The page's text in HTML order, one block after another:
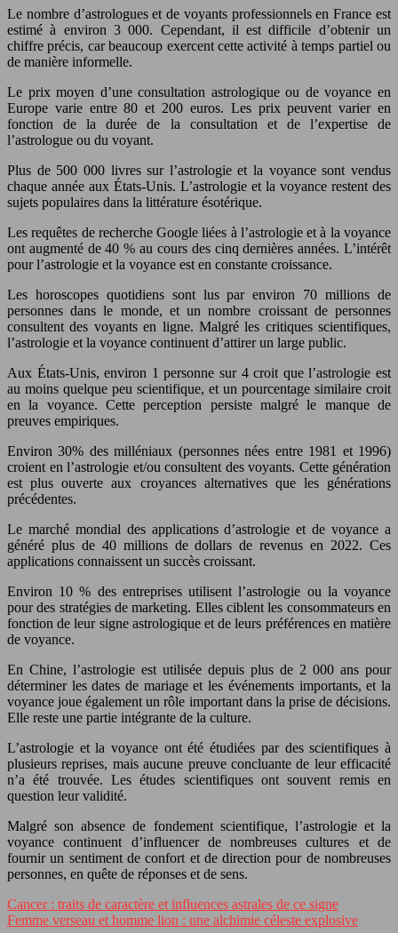
Le nombre d’astrologues et de voyants professionnels en France est
estimé à environ 3 000. Cependant, il est difficile d’obtenir un
chiffre précis, car beaucoup exercent cette activité à temps partiel ou
de manière informelle.
Le prix moyen d’une consultation astrologique ou de voyance en
Europe varie entre 80 et 200 euros. Les prix peuvent varier en
fonction de la durée de la consultation et de l’expertise de
l’astrologue ou du voyant.
Plus de 500 000 livres sur l’astrologie et la voyance sont vendus
chaque année aux États-Unis. L’astrologie et la voyance restent des
sujets populaires dans la littérature ésotérique.
Les requêtes de recherche Google liées à l’astrologie et à la voyance
ont augmenté de 40 % au cours des cinq dernières années. L’intérêt
pour l’astrologie et la voyance est en constante croissance.
Les horoscopes quotidiens sont lus par environ 70 millions de
personnes dans le monde, et un nombre croissant de personnes
consultent des voyants en ligne. Malgré les critiques scientifiques,
l’astrologie et la voyance continuent d’attirer un large public.
Aux États-Unis, environ 1 personne sur 4 croit que l’astrologie est
au moins quelque peu scientifique, et un pourcentage similaire croit
en la voyance. Cette perception persiste malgré le manque de
preuves empiriques.
Environ 30% des milléniaux (personnes nées entre 1981 et 1996)
croient en l’astrologie et/ou consultent des voyants. Cette génération
est plus ouverte aux croyances alternatives que les générations
précédentes.
Le marché mondial des applications d’astrologie et de voyance a
généré plus de 40 millions de dollars de revenus en 2022. Ces
applications connaissent un succès croissant.
Environ 10 % des entreprises utilisent l’astrologie ou la voyance
pour des stratégies de marketing. Elles ciblent les consommateurs en
fonction de leur signe astrologique et de leurs préférences en matière
de voyance.
En Chine, l’astrologie est utilisée depuis plus de 2 000 ans pour
déterminer les dates de mariage et les événements importants, et la
voyance joue également un rôle important dans la prise de décisions.
Elle reste une partie intégrante de la culture.
L’astrologie et la voyance ont été étudiées par des scientifiques à
plusieurs reprises, mais aucune preuve concluante de leur efficacité
n’a été trouvée. Les études scientifiques ont souvent remis en
question leur validité.
Malgré son absence de fondement scientifique, l’astrologie et la
voyance continuent d’influencer de nombreuses cultures et de
fournir un sentiment de confort et de direction pour de nombreuses
personnes, en quête de réponses et de sens.
Cancer : traits de caractère et influences astrales de ce signe
Femme verseau et homme lion : une alchimie céleste explosive